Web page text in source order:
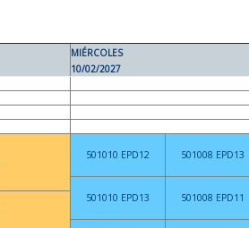
MIÉRCOLES
10/02/2027
501010 EPD12 501008 EPD13
501010 EPD13 501008 EPD11